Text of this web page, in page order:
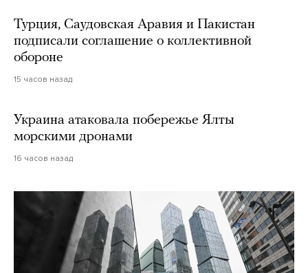
Турция, Саудовская Аравия и Пакистан
подписали соглашение о коллективной
обороне
15 часов назад
Украина атаковала побережье Ялты
морскими дронами
16 часов назад